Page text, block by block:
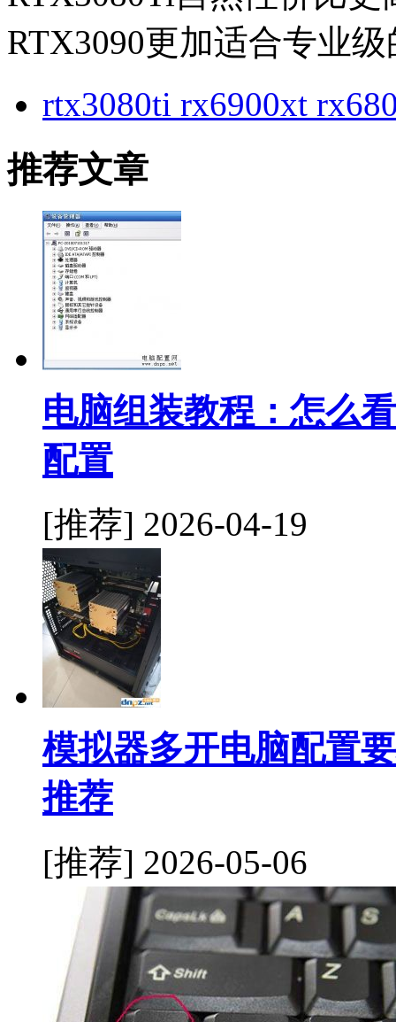
RTX3090更加适合专业
rtx3080ti rx6900xt
推荐文章
电脑组装教程：怎么
配置
[推荐] 2026-04-19
模拟器多开电脑配置
推荐
[推荐] 2026-05-06